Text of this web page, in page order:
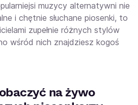
muzycy alternatywni nie
i chętnie słuchane piosenki, to
zupełnie różnych stylów
wśród nich znajdziesz kogoś
na żywo